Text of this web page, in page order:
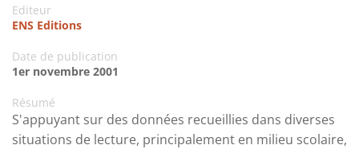
Editeur
ENS Editions
Date de publication
1er novembre 2001
Résumé
S'appuyant sur des données recueillies dans diverses
situations de lecture, principalement en milieu scolaire,